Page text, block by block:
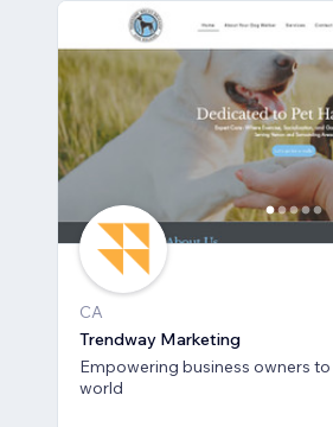
CA
Trendway Marketing
Empowering business owners
world